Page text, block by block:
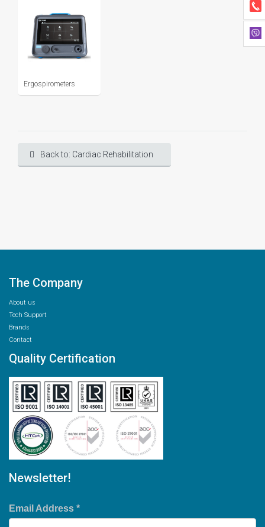
Ergospirometers
Back to: Cardiac Rehabilitation
The Company
About us
Tech Support
Brands
Contact
Quality Certification
Newsletter!
Email Address *